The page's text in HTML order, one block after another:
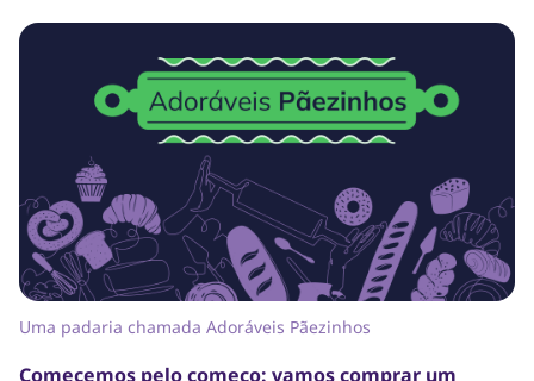
Uma padaria chamada Adoráveis Pãezinhos
Comecemos pelo começo: vamos comprar um